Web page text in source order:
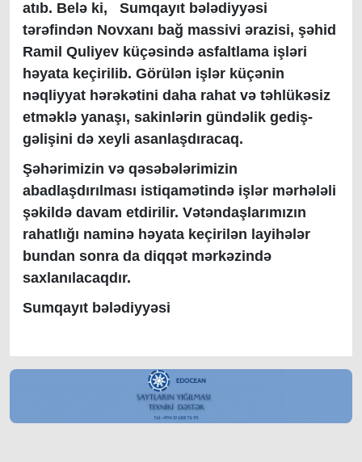
atıb. Belə ki, Sumqayıt bələdiyyəsi
tərəfindən Novxanı bağ massivi ərazisi, şəhid
Ramil Quliyev küçəsində asfaltlama işləri
həyata keçirilib. Görülən işlər küçənin
nəqliyyat hərəkətini daha rahat və təhlükəsiz
etməklə yanaşı, sakinlərin gündəlik gediş-
gəlişini də xeyli asanlaşdıracaq.
Şəhərimizin və qəsəbələrimizin
abadlaşdırılması istiqamətində işlər mərhələli
şəkildə davam etdirilir. Vətəndaşlarımızın
rahatlığı naminə həyata keçirilən layihələr
bundan sonra da diqqət mərkəzində
saxlanılacaqdır.
Sumqayıt bələdiyyəsi